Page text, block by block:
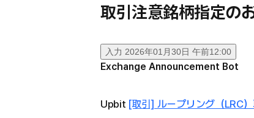
取引注意銘柄指定の
入力 2026年01月30日 午前12:00
Exchange Announcement Bot
Upbit [取引] ループリング（LRC